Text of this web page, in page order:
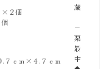
蔵
−
栗
最
中
×２個
.７ｃｍ×４.７ｃｍ